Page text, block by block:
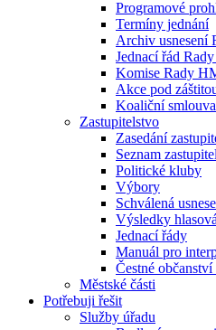
Programové
Termíny jednání
Archiv usnesení
Jednací řád
Komise Rady
Akce pod
Koaliční smlouva
Zastupitelstvo
Zasedání
Seznam
Politické kluby
Výbory
Schválená
Výsledky
Jednací řády
Manuál pro
Čestné
Městské části
Potřebuji řešit
Služby úřadu